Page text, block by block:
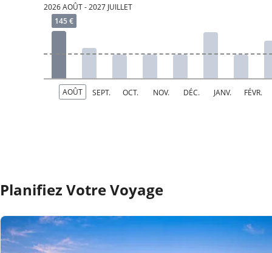
2026 AOÛT - 2027 JUILLET
Planifiez Votre Voyage